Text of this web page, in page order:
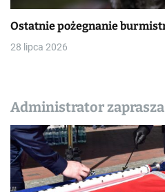
Ostatnie pożegnanie
28 lipca 2026
Administrator zaprasza